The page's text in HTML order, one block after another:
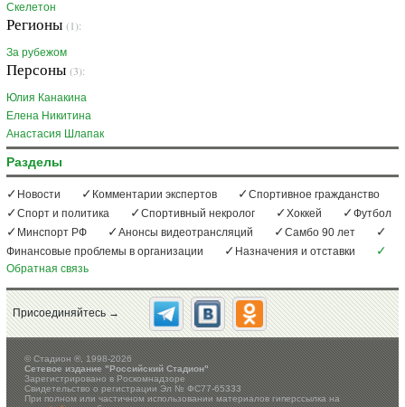
Скелетон
Регионы (1):
За рубежом
Персоны (3):
Юлия Канакина
Елена Никитина
Анастасия Шлапак
Разделы
Новости Комментарии экспертов
Спортивное гражданство
Спорт и политика
Спортивный некролог Хоккей
Футбол
Минспорт РФ
Анонсы видеотрансляций
Самбо 90 лет
Финансовые проблемы в организации
Назначения и отставки
Обратная связь
Присоединяйтесь →
©Стадион ®, 1998-2026
Сетевое издание "Российский Стадион"
Зарегистрировано в Роскомнадзоре
Свидетельство о регистрации Эл № ФС77-65333
При полном или частичном использовании материалов гиперссылка на